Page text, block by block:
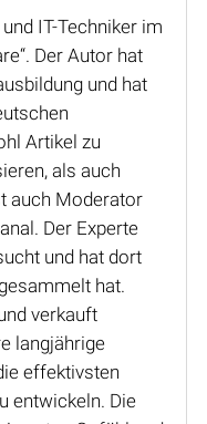
IT-Techniker im
Der Autor hat
und hat
Artikel zu
als auch
auch Moderator
Der Experte
und hat dort
hat.
verkauft
langjährige
effektivsten
entwickeln. Die